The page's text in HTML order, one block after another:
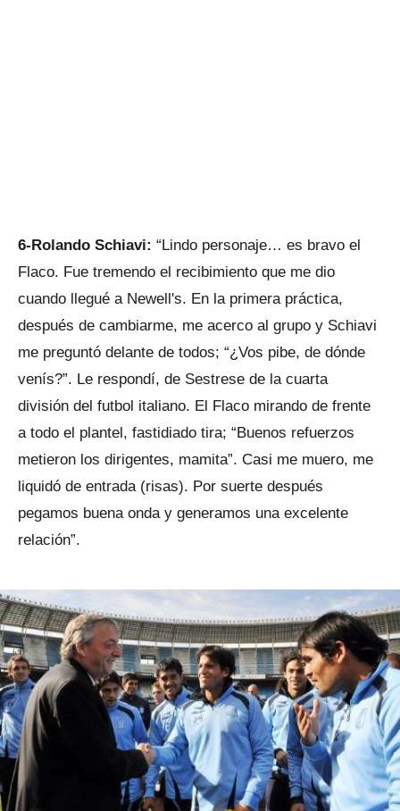
6-Rolando Schiavi: “Lindo personaje… es bravo el
Flaco. Fue tremendo el recibimiento que me dio
cuando llegué a Newell's. En la primera práctica,
después de cambiarme, me acerco al grupo y Schiavi
me preguntó delante de todos; “¿Vos pibe, de dónde
venís?”. Le respondí, de Sestrese de la cuarta
división del futbol italiano. El Flaco mirando de frente
a todo el plantel, fastidiado tira; “Buenos refuerzos
metieron los dirigentes, mamita”. Casi me muero, me
liquidó de entrada (risas). Por suerte después
pegamos buena onda y generamos una excelente
relación”.